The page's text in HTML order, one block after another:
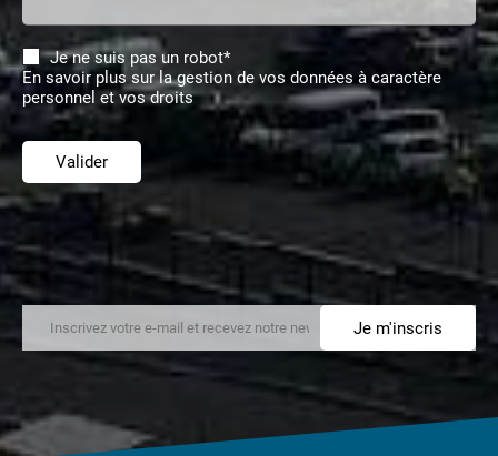
Je ne suis pas un robot*
En savoir plus sur la gestion de vos données à caractère
personnel et vos droits
Valider
Je m'inscris